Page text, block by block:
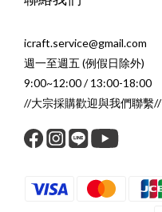
icraft.service@gmail.com
週一至週五 (例假日除外)
9:00~12:00 / 13:00-18:00
//大宗採購歡迎與我們聯繫//